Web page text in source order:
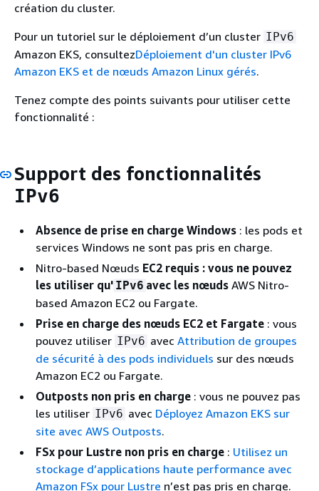
création du cluster.
Pour un tutoriel sur le déploiement d’un cluster IPv6
Amazon EKS, consultezDéploiement d'un cluster IPv6
Amazon EKS et de nœuds Amazon Linux gérés.
Tenez compte des points suivants pour utiliser cette
fonctionnalité :
Support des fonctionnalités
IPv6
Absence de prise en charge Windows : les pods et
services Windows ne sont pas pris en charge.
Nitro-based Nœuds EC2 requis : vous ne pouvez
les utiliser qu' IPv6 avec les nœuds AWS Nitro-
based Amazon EC2 ou Fargate.
Prise en charge des nœuds EC2 et Fargate : vous
pouvez utiliser IPv6 avec Attribution de groupes
de sécurité à des pods individuels sur des nœuds
Amazon EC2 ou Fargate.
Outposts non pris en charge : vous ne pouvez pas
les utiliser IPv6 avec Déployez Amazon EKS sur
site avec AWS Outposts.
FSx pour Lustre non pris en charge : Utilisez un
stockage d’applications haute performance avec
Amazon FSx pour Lustre n’est pas pris en charge.